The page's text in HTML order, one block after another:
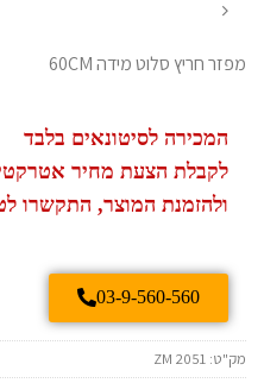
מפזר חריץ סלוט מידה 60CM
המכירה לסיטונאים בלבד
לקבלת הצעת מחיר
ולהזמנת המוצר, התקשרו
03-9-560-560
מק"ט: ZM 2051